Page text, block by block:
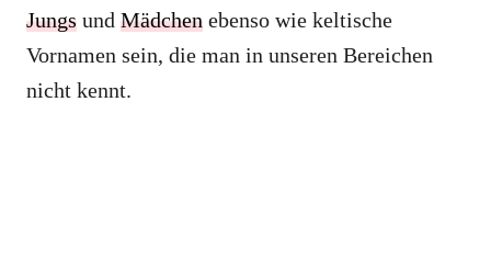
Jungs und Mädchen ebenso wie keltische
Vornamen sein, die man in unseren Bereichen
nicht kennt.